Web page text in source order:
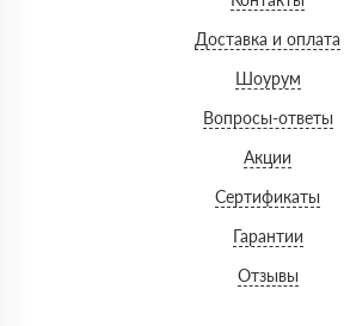
Доставка и оплата
Шоурум
Вопросы-ответы
Акции
Сертификаты
Гарантии
Отзывы